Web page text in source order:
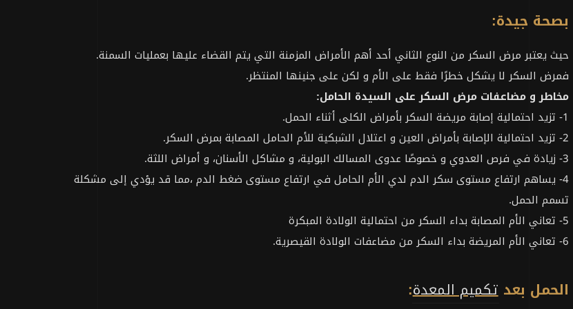
بصحة جيدة:
حيث يعتبر مرض السكر من النوع الثاني أحد أهم الأمراض المزمنة التي يتم القضاء عليها بعمليات السمنة.
فمرض السكر لا يشكل خطرًا فقط على الأم و لكن على جنينها المنتظر.
مخاطر و مضاعفات مرض السكر على السيدة الحامل:
1- تزيد احتمالية إصابة مريضة السكر بأمراض الكلى أثناء الحمل.
2- تزيد احتمالية الإصابة بأمراض العين و اعتلال الشبكية للأم الحامل المصابة بمرض السكر.
3- زيادة في فرص العدوي و خصوصًا عدوى المسالك البولية، و مشاكل الأسنان، و أمراض اللثة.
4- يساهم ارتفاع مستوى سكر الدم لدي الأم الحامل في ارتفاع مستوى ضغط الدم ،مما قد يؤدي إلى مشكلة
تسمم الحمل.
5- تعاني الأم المصابة بداء السكر من احتمالية الولادة المبكرة
6- تعاني الأم المريضة بداء السكر من مضاعفات الولادة القيصرية.
الحمل بعدتكميم المعدة: